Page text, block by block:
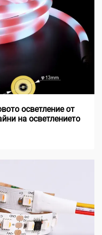
осветление от
на осветлението